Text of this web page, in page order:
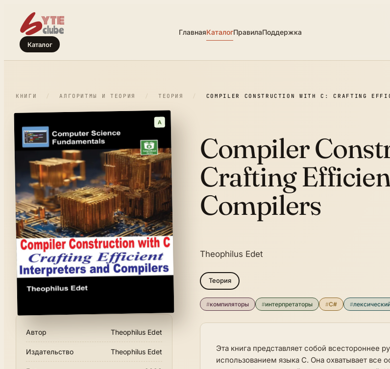
Каталог
ГлавнаяКаталогПравилаПоддержка
КНИГИ / АЛГОРИТМЫ И ТЕОРИЯ / ТЕОРИЯ / COMPILER CONSTRUCTION WITH C: CRAFTING
A
Автор Theophilus Edet
Издательство Theophilus Edet
Compiler
Crafting
Compilers
Theophilus Edet
Теория
#компиляторы #интерпретаторы #C# #
Эта книга представляет собой всестороннее
использованием языка C. Она охватывает все